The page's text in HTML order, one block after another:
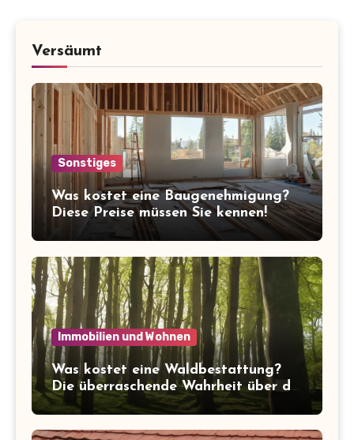
Versäumt
Sonstiges
Was kostet eine Baugenehmigung?
Diese Preise müssen Sie kennen!
Immobilien und Wohnen
Was kostet eine Waldbestattung?
Die überraschende Wahrheit über die
Kosten der letzten Ruhe